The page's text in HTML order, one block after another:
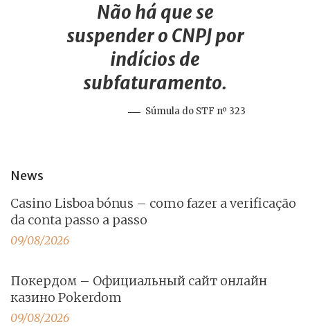
Não há que se
suspender o CNPJ por
indícios de
subfaturamento.
Súmula do STF nº 323
News
Casino Lisboa bónus – como fazer a verificação
da conta passo a passo
09/08/2026
Покердом – Официальный сайт онлайн
казино Pokerdom
09/08/2026